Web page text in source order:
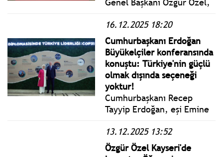
Toplantısı’nda konuştu.
Toplantıda Özgür Özel 2025
yılını değerlendirdi.
16.12.2025 18:20
Cumhurbaşkanı Erdoğan
Büyükelçiler konferansında
konuştu: Türkiye'nin güçlü
olmak dışında seçeneği
yoktur!
Cumhurbaşkanı Recep
Tayyip Erdoğan, eşi Emine
Beştepe Millet Sergi
Salonu’nda düzenlenen 16.
Büyükelçiler Konferansı’na
13.12.2025 13:52
Özgür Özel Kayseri'de